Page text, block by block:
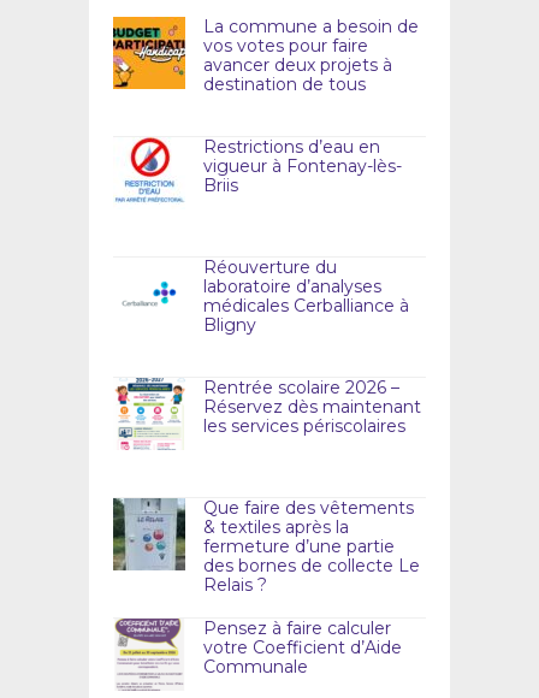
La commune a besoin de
vos votes pour faire
avancer deux projets à
destination de tous
Restrictions d’eau en
vigueur à Fontenay-lès-
Briis
Réouverture du
laboratoire d’analyses
médicales Cerballiance à
Bligny
Rentrée scolaire 2026 –
Réservez dès maintenant
les services périscolaires
Que faire des vêtements
& textiles après la
fermeture d’une partie
des bornes de collecte Le
Relais ?
Pensez à faire calculer
votre Coefficient d’Aide
Communale